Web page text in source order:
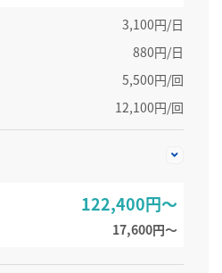
3,100円/日
880円/日
5,500円/回
12,100円/回
122,400円～
17,600円〜